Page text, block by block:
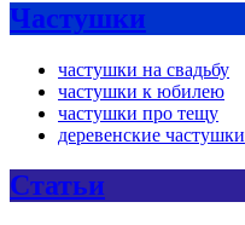
Частушки
частушки на свадьбу
частушки к юбилею
частушки про тещу
деревенские частушки
Статьи